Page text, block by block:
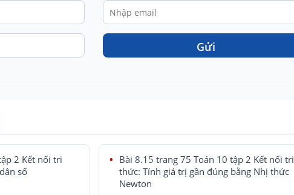
Gửi
2 Kết nối tri
số
Bài 8.15 trang 75 Toán 10 tập 2 Kết nối tri
thức: Tính giá trị gần đúng bằng Nhị thức
Newton